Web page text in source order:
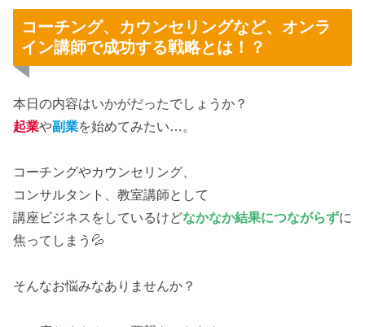
コーチング、カウンセリングなど、オンラ
イン講師で成功する戦略とは！？
本日の内容はいかがだったでしょうか？
起業や副業を始めてみたい…。
コーチングやカウンセリング、
コンサルタント、教室講師として
講座ビジネスをしているけどなかなか結果につながらずに
焦ってしまう💦
そんなお悩みなありませんか？